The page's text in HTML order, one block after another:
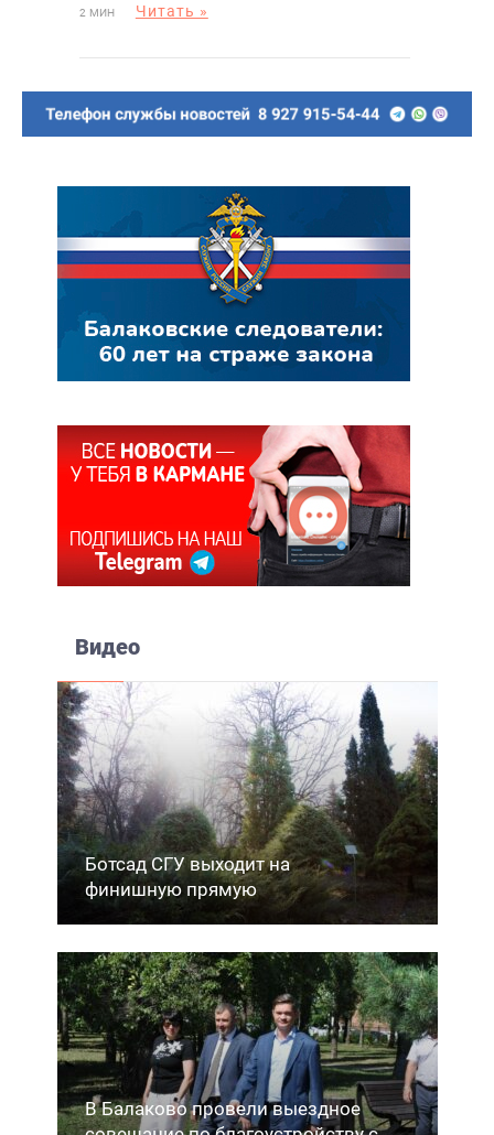
2 МИН Читать »
Видео
Ботсад СГУ выходит на
финишную прямую
В Балаково провели выездное